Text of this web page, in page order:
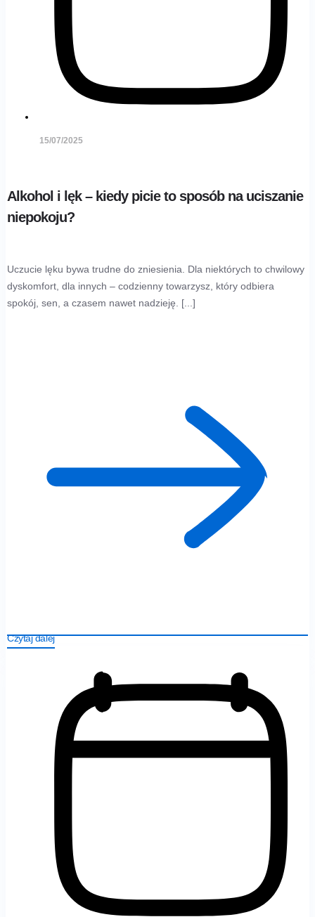
15/07/2025
Alkohol i lęk – kiedy picie to sposób na uciszanie
niepokoju?
Uczucie lęku bywa trudne do zniesienia. Dla niektórych to chwilowy
dyskomfort, dla innych – codzienny towarzysz, który odbiera
spokój, sen, a czasem nawet nadzieję. [...]
Czytaj dalej